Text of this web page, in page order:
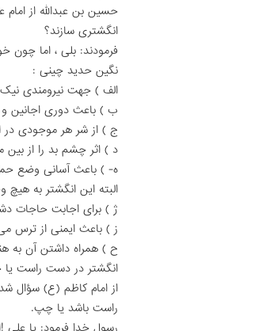
حسین بن عبدالله از
انگشترى سازند؟
فرمودند: بلى ، اما چون
نگین حدید چینى :
الف ) جهت نیرومندى نیک
ب ) باعث دورى اجانین و
ج ) از شر هر موجودى در
د ) اثر چشم بد را از بین
ه- ) باعث آسانى وضع
البته این انگشتر به
ژ ) براى اجابت حاجات
ز ) باعث ایمنى از ترس مى
ح ) همراه داشتن آن به
انگشتر در دست راست
از امام کاظم (ع) سؤال
راست باشد یا چپ.